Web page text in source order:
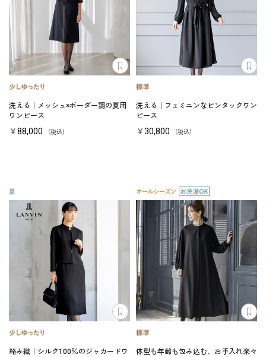
洗える｜メッシュ×ボーダー調の夏用
ワンピース
￥88,000 （税込）
洗える｜フェミニンなピンタックワン
ピース
￥30,800 （税込）
絡み織｜シルク100％のジャカードワ
体型も年齢も包み込む、お手入れ楽々